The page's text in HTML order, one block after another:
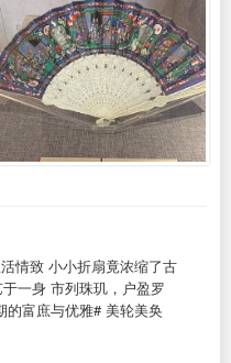
情致 小小折扇竟浓缩了古
一身 市列珠玑，户盈罗
的富庶与优雅# 美轮美奂